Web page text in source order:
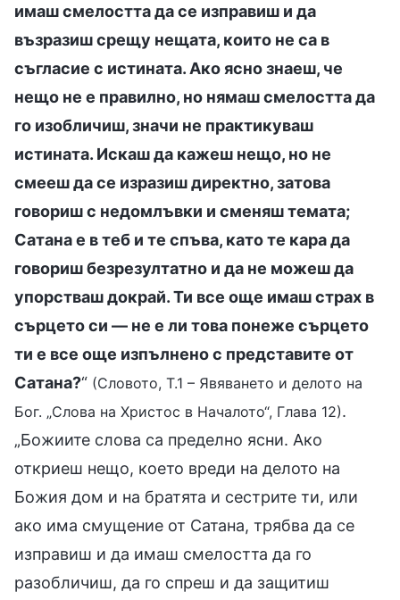
имаш смелостта да се изправиш и да
възразиш срещу нещата, които не са в
съгласие с истината. Ако ясно знаеш, че
нещо не е правилно, но нямаш смелостта да
го изобличиш, значи не практикуваш
истината. Искаш да кажеш нещо, но не
смееш да се изразиш директно, затова
говориш с недомлъвки и сменяш темата;
Сатана е в теб и те спъва, като те кара да
говориш безрезултатно и да не можеш да
упорстваш докрай. Ти все още имаш страх в
сърцето си — не е ли това понеже сърцето
ти е все още изпълнено с представите от
Сатана?“ (Словото, Т.1 – Явяването и делото на
Бог. „Слова на Христос в Началото“, Глава 12).
„Божиите слова са пределно ясни. Ако
откриеш нещо, което вреди на делото на
Божия дом и на братята и сестрите ти, или
ако има смущение от Сатана, трябва да се
изправиш и да имаш смелостта да го
разобличиш, да го спреш и да защитиш